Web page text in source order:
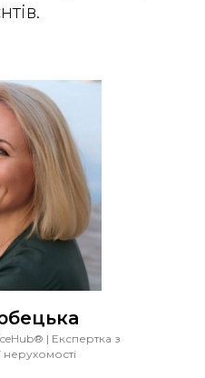
| Експертка з